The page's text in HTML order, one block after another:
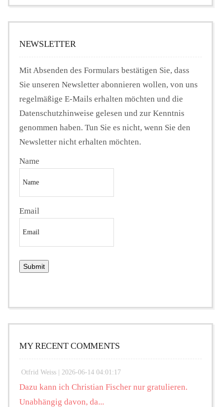
NEWSLETTER
Mit Absenden des Formulars bestätigen Sie, dass
Sie unseren Newsletter abonnieren wollen, von uns
regelmäßige E-Mails erhalten möchten und die
Datenschutzhinweise gelesen und zur Kenntnis
genommen haben. Tun Sie es nicht, wenn Sie den
Newsletter nicht erhalten möchten.
Name
Email
MY RECENT COMMENTS
Otfrid Weiss | 2026-06-14 04:01:17
Dazu kann ich Christian Fischer nur gratulieren.
Unabhängig davon, da...